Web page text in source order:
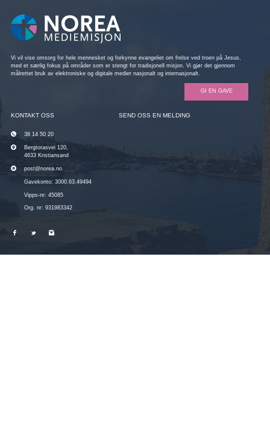
Vi vil vise omsorg for hele mennesket og forkynne evangeliet om frelse ved troen på Jesus,
med et særlig fokus på områder som er stengt for tradisjonell misjon. Vi gjør det gjennom
målrettet bruk av elektroniske og digitale medier nasjonalt og internasjonalt.
GI EN GAVE
KONTAKT OSS
38 14 50 20
Bergtorasvei 120,
4633 Kristiansand
post@norea.no
Gavekonto: 3000.63.49494
Vipps-nr: 45085
Org. nr: 931983342
SEND OSS EN MELDING